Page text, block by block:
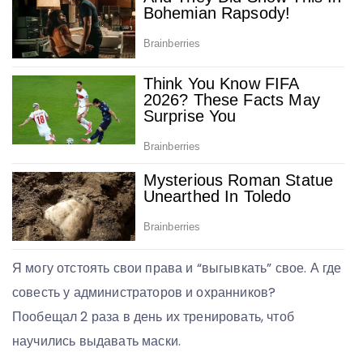
Я могу отстоять свои права и “выгывкать” свое. А где
совесть у администраторов и охранников?
Пообещал 2 раза в день их тренировать, чтоб
научились выдавать маски.